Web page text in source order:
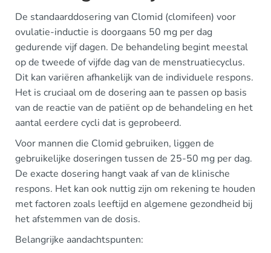
De standaarddosering van Clomid (clomifeen) voor
ovulatie-inductie is doorgaans 50 mg per dag
gedurende vijf dagen. De behandeling begint meestal
op de tweede of vijfde dag van de menstruatiecyclus.
Dit kan variëren afhankelijk van de individuele respons.
Het is cruciaal om de dosering aan te passen op basis
van de reactie van de patiënt op de behandeling en het
aantal eerdere cycli dat is geprobeerd.
Voor mannen die Clomid gebruiken, liggen de
gebruikelijke doseringen tussen de 25-50 mg per dag.
De exacte dosering hangt vaak af van de klinische
respons. Het kan ook nuttig zijn om rekening te houden
met factoren zoals leeftijd en algemene gezondheid bij
het afstemmen van de dosis.
Belangrijke aandachtspunten: